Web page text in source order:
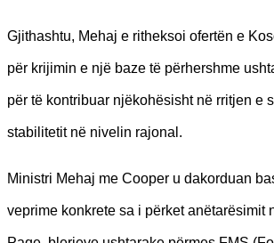
Gjithashtu, Mehaj e ritheksoi ofertën e
për krijimin e një baze të përhershme
për të kontribuar njëkohësisht në rritjen e
stabilitetit në nivelin rajonal.
Ministri Mehaj me Cooper u dakorduan
veprime konkrete sa i përket anëtarësimit